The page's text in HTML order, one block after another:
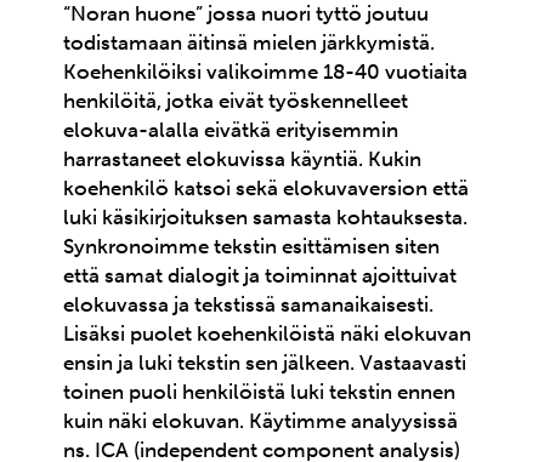
“Noran huone” jossa nuori tyttö joutuu
todistamaan äitinsä mielen järkkymistä.
Koehenkilöiksi valikoimme 18-40 vuotiaita
henkilöitä, jotka eivät työskennelleet
elokuva-alalla eivätkä erityisemmin
harrastaneet elokuvissa käyntiä. Kukin
koehenkilö katsoi sekä elokuvaversion että
luki käsikirjoituksen samasta kohtauksesta.
Synkronoimme tekstin esittämisen siten
että samat dialogit ja toiminnat ajoittuivat
elokuvassa ja tekstissä samanaikaisesti.
Lisäksi puolet koehenkilöistä näki elokuvan
ensin ja luki tekstin sen jälkeen. Vastaavasti
toinen puoli henkilöistä luki tekstin ennen
kuin näki elokuvan. Käytimme analyysissä
ns. ICA (independent component analysis)